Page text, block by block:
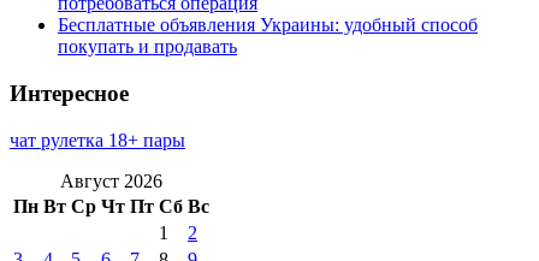
Бесплатные объявления Украины: удобный способ
покупать и продавать
Интересное
чат рулетка 18+ пары
Август 2026
Пн Вт Ср Чт Пт Сб Вс
1
2